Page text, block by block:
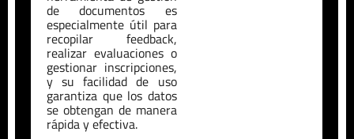
de documentos es
especialmente útil para
recopilar feedback,
realizar evaluaciones o
gestionar inscripciones,
y su facilidad de uso
garantiza que los datos
se obtengan de manera
rápida y efectiva.